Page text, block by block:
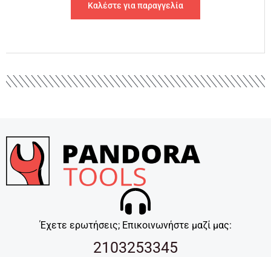
Καλέστε για παραγγελία
Έχετε ερωτήσεις; Επικοινωνήστε μαζί μας:
2103253345